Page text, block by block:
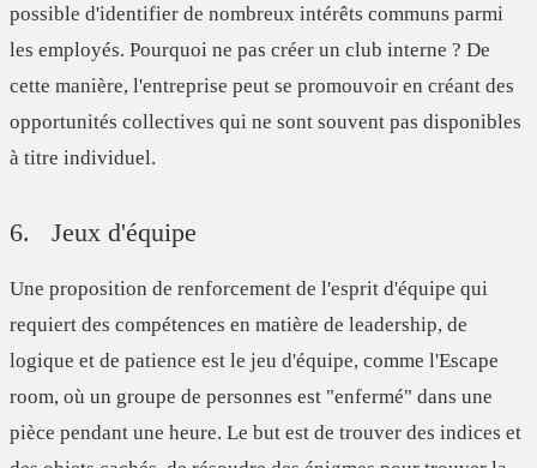
possible d'identifier de nombreux intérêts communs parmi
les employés. Pourquoi ne pas créer un club interne ? De
cette manière, l'entreprise peut se promouvoir en créant des
opportunités collectives qui ne sont souvent pas disponibles
à titre individuel.
6. Jeux d'équipe
Une proposition de renforcement de l'esprit d'équipe qui
requiert des compétences en matière de leadership, de
logique et de patience est le jeu d'équipe, comme l'Escape
room, où un groupe de personnes est "enfermé" dans une
pièce pendant une heure. Le but est de trouver des indices et